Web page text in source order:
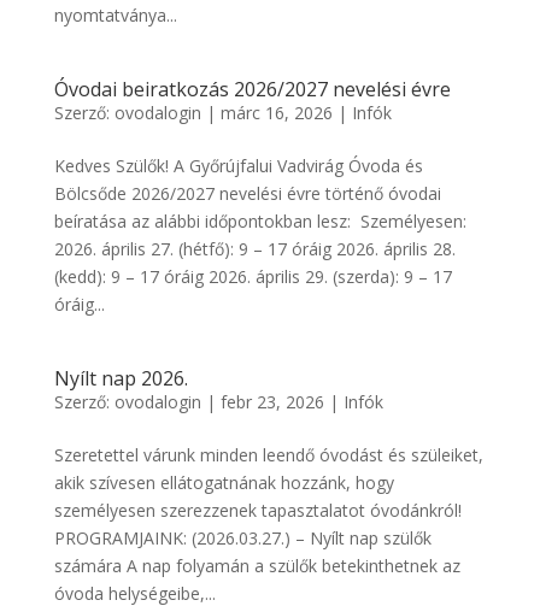
nyomtatványa...
Óvodai beiratkozás 2026/2027 nevelési évre
Szerző: ovodalogin | márc 16, 2026 | Infók
Kedves Szülők! A Győrújfalui Vadvirág Óvoda és
Bölcsőde 2026/2027 nevelési évre történő óvodai
beíratása az alábbi időpontokban lesz: Személyesen:
2026. április 27. (hétfő): 9 – 17 óráig 2026. április 28.
(kedd): 9 – 17 óráig 2026. április 29. (szerda): 9 – 17
óráig...
Nyílt nap 2026.
Szerző: ovodalogin | febr 23, 2026 | Infók
Szeretettel várunk minden leendő óvodást és szüleiket,
akik szívesen ellátogatnának hozzánk, hogy
személyesen szerezzenek tapasztalatot óvodánkról!
PROGRAMJAINK: (2026.03.27.) – Nyílt nap szülők
számára A nap folyamán a szülők betekinthetnek az
óvoda helységeibe,...